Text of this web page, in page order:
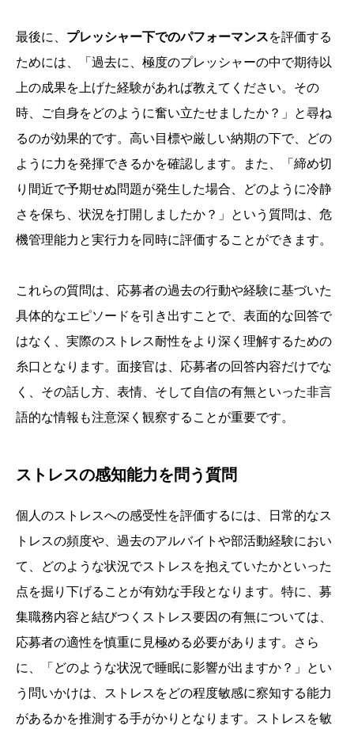
最後に、 プレッシャー下でのパフォーマンスを評価する
ためには、「過去に、極度のプレッシャーの中で期待以
上の成果を上げた経験があれば教えてください。その
時、ご自身をどのように奮い立たせましたか？」と尋ね
るのが効果的です。高い目標や厳しい納期の下で、どの
ように力を発揮できるかを確認します。また、「締め切
り間近で予期せぬ問題が発生した場合、どのように冷静
さを保ち、状況を打開しましたか？」という質問は、危
機管理能力と実行力を同時に評価することができます。
これらの質問は、応募者の過去の行動や経験に基づいた
具体的なエピソードを引き出すことで、表面的な回答で
はなく、実際のストレス耐性をより深く理解するための
糸口となります。面接官は、応募者の回答内容だけでな
く、その話し方、表情、そして自信の有無といった非言
語的な情報も注意深く観察することが重要です。
ストレスの感知能力を問う質問
個人のストレスへの感受性を評価するには、日常的なス
トレスの頻度や、過去のアルバイトや部活動経験におい
て、どのような状況でストレスを抱えていたかといった
点を掘り下げることが有効な手段となります。特に、募
集職務内容と結びつくストレス要因の有無については、
応募者の適性を慎重に見極める必要があります。さら
に、「どのような状況で睡眠に影響が出ますか？」とい
う問いかけは、ストレスをどの程度敏感に察知する能力
があるかを推測する手がかりとなります。ストレスを敏